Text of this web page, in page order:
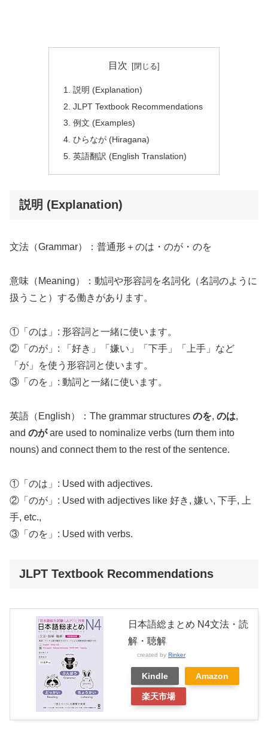
目次
説明 (Explanation)
JLPT Textbook Recommendations
例文 (Examples)
ひらなが (Hiragana)
英語翻訳 (English Translation)
説明 (Explanation)
文法（Grammar）：普通形＋のは・のが・のを
意味（Meaning）：動詞や形容詞を名詞化（名詞のように
扱うこと）する働きがあります。
①「のは」: 形容詞と一緒に使います。
②「のが」: 「好き」「嫌い」「下手」「上手」など
「が」を使う形容詞と使います。
③「のを」: 動詞と一緒に使います。
英語（English）：The grammar structures のを, のは,
and のがare used to nominalize verbs (turn them into
nouns) and connect them to the rest of the sentence.
①「のは」: Used with adjectives.
②「のが」: Used with adjectives like 好き, 嫌い, 下手, 上
手, etc.,
③「のを」: Used with verbs.
JLPT Textbook Recommendations
日本語総まとめ N4文法・読
解・聴解
created by Rinker
Kindle Amazon
楽天市場